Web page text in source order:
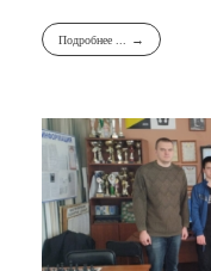
Подробнее ...